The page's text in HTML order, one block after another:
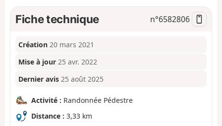
Fiche technique n°6582806
Création 20 mars 2021
Mise à jour 25 avr. 2022
Dernier avis 25 août 2025
Activité : Randonnée Pédestre
Distance : 3,33 km